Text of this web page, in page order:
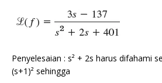
Penyelesaian : s² + 2s harus difahami
(s+1)² sehingga